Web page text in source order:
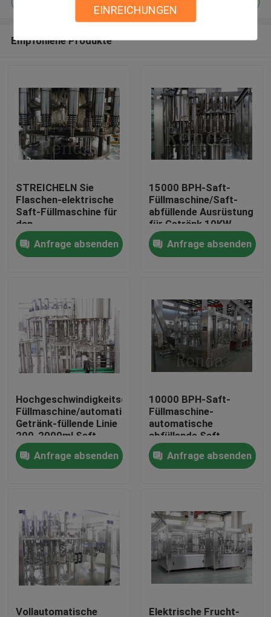
EINREICHUNGEN
Produkte
Über uns
Qualitätskontrolle
Treten Sie mit uns in Verbindung
Company News
Kann Füllmaschinen
Bier-Füllmaschinen
Empfohlene Produkte
STREICHELN Sie
Flaschen-elektrische
Saft-Füllmaschine für
den
Fruchtsaft/Getränk,
die 3.2KW verpacken
Anfrage absenden
15000 BPH-Saft-
Füllmaschine/Saft-
abfüllende Ausrüstung
für Getränk 10KW
Anfrage absenden
Hochgeschwindigkeitsgetränkefruchtsaft-
Füllmaschine/automatisierte
Getränk-füllende Linie
200-2000ml Saft-
Füller
Anfrage absenden
10000 BPH-Saft-
Füllmaschine-
automatische
abfüllende Saft-
Ausrüstung für
Geschäft 3 in 1
Anfrage absenden
Vollautomatische Elektrische Frucht-